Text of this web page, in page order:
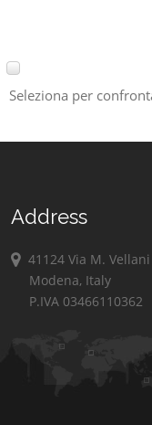
Seleziona per
Address
41124 Via M.
Modena, Italy
P.IVA 03466110362